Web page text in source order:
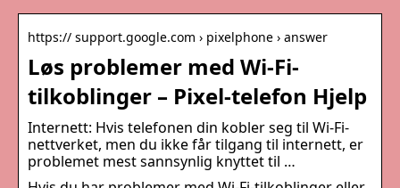
https:// support.google.com › pixelphone › answer
Løs problemer med Wi-Fi-
tilkoblinger – Pixel-telefon Hjelp
Internett: Hvis telefonen din kobler seg til Wi-Fi-
nettverket, men du ikke får tilgang til internett, er
problemet mest sannsynlig knyttet til …